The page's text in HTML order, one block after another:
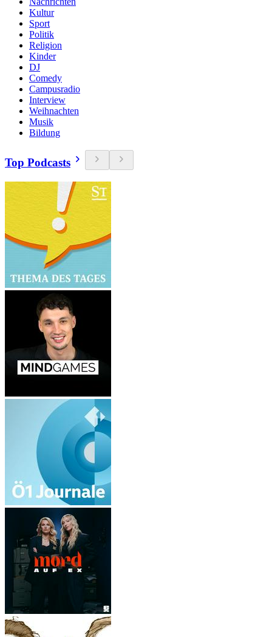
Kultur
Sport
Politik
Religion
Kinder
DJ
Comedy
Campusradio
Interview
Weihnachten
Musik
Bildung
Top Podcasts